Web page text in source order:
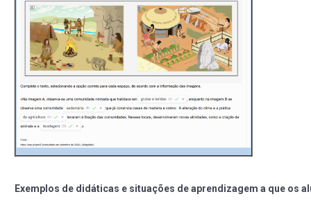
Exemplos de didáticas e situações de aprendizagem a que os